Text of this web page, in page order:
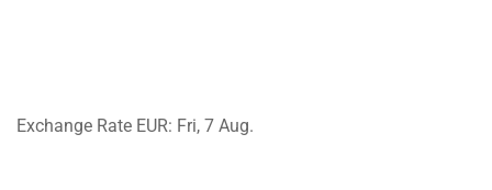
Exchange Rate EUR: Fri, 7 Aug.